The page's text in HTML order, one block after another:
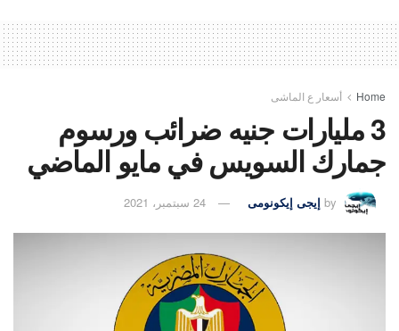
Home أسعار ع الماشى
3 مليارات جنيه ضرائب ورسوم
جمارك السويس في مايو الماضي
by إيجى إيكونومى 24 سبتمبر، 2021